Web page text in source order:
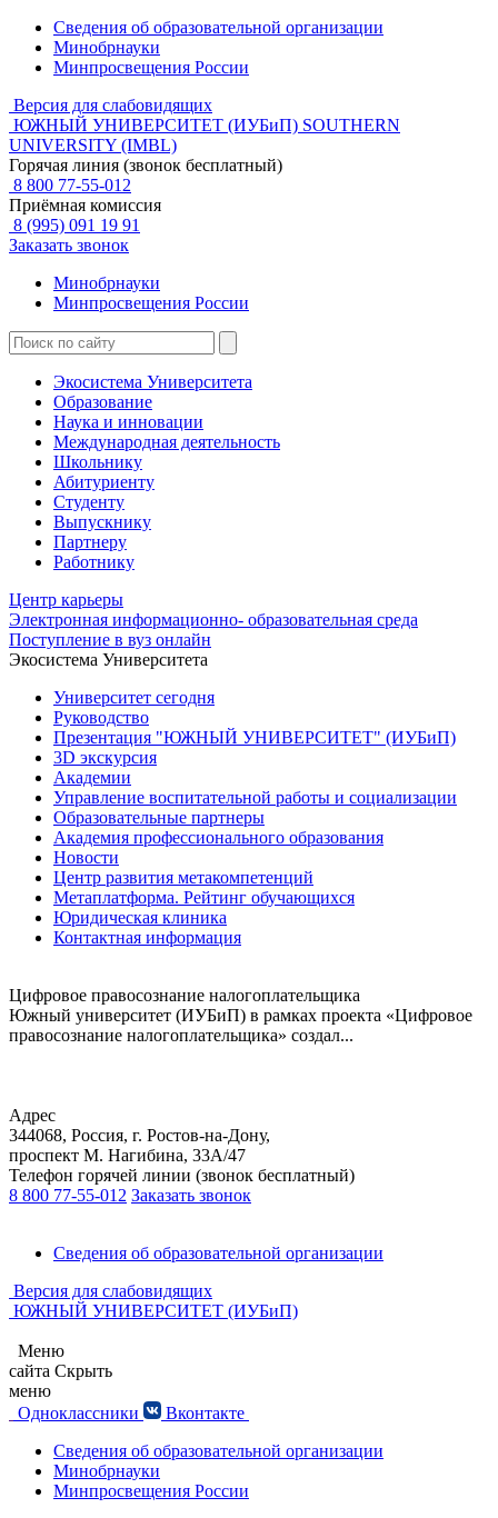
Сведения об образовательной организации
Минобрнауки
Минпросвещения России
Версия для слабовидящих
ЮЖНЫЙ УНИВЕРСИТЕТ (ИУБиП) SOUTHERN
UNIVERSITY (IMBL)
Горячая линия (звонок бесплатный)
8 800 77-55-012
Приёмная комиссия
8 (995) 091 19 91
Заказать звонок
Минобрнауки
Минпросвещения России
Экосистема Университета
Образование
Наука и инновации
Международная деятельность
Школьнику
Абитуриенту
Студенту
Выпускнику
Партнеру
Работнику
Центр карьеры
Электронная информационно- образовательная среда
Поступление в вуз онлайн
Экосистема Университета
Университет сегодня
Руководство
Презентация "ЮЖНЫЙ УНИВЕРСИТЕТ" (ИУБиП)
3D экскурсия
Академии
Управление воспитательной работы и социализации
Образовательные партнеры
Академия профессионального образования
Новости
Центр развития метакомпетенций
Метаплатформа. Рейтинг обучающихся
Юридическая клиника
Контактная информация
Цифровое правосознание налогоплательщика
Южный университет (ИУБиП) в рамках проекта «Цифровое
правосознание налогоплательщика» создал...
Адрес
344068, Россия, г. Ростов-на-Дону,
проспект М. Нагибина, 33А/47
Телефон горячей линии (звонок бесплатный)
8 800 77-55-012 Заказать звонок
Сведения об образовательной организации
Версия для слабовидящих
ЮЖНЫЙ УНИВЕРСИТЕТ (ИУБиП)
Меню
сайта Скрыть
меню
Одноклассники
Вконтакте
Сведения об образовательной организации
Минобрнауки
Минпросвещения России